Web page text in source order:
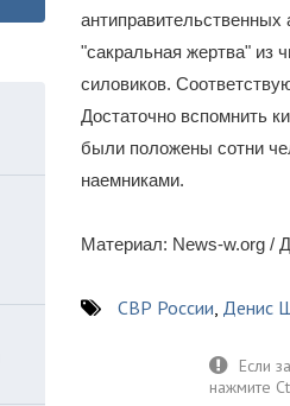
антиправительственных
"сакральная жертва" из
силовиков.
Достаточно вспомнить
были положены сотни
наемниками.
Материал: News-w.org /
СВР России, Денис